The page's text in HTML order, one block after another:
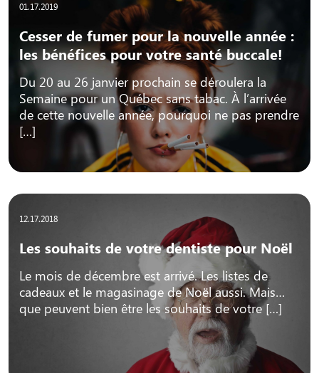
01.17.2019
Cesser de fumer pour la nouvelle année :
les bénéfices pour votre santé buccale!
Du 20 au 26 janvier prochain se déroulera la
Semaine pour un Québec sans tabac. À l’arrivée
de cette nouvelle année, pourquoi ne pas prendre
[…]
12.17.2018
Les souhaits de votre dentiste pour Noël
Le mois de décembre est arrivé. Les listes de
cadeaux et le magasinage de Noël aussi. Mais…
que peuvent bien être les souhaits de votre […]